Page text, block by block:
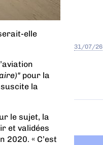
elle
pour la
la
le sujet, la
et validées
2020. « C’est
31/07/26